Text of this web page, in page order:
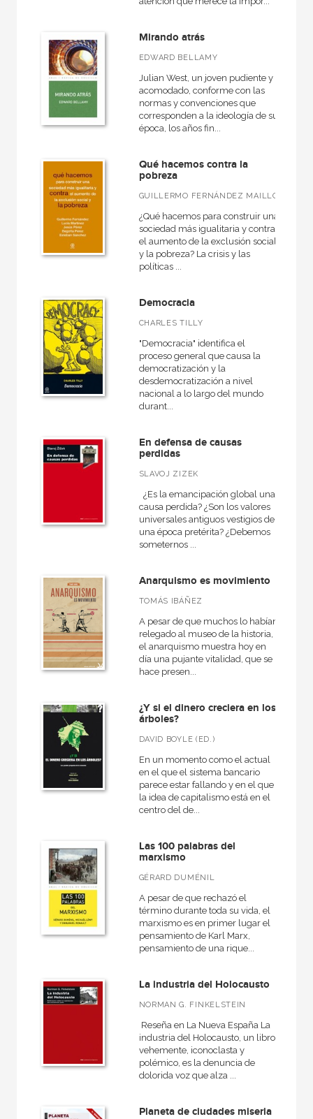
Mirando atrás
EDWARD BELLAMY
Julian West, un joven pudiente y
acomodado, conforme con las
normas y convenciones que
corresponden a la ideología de su
época, los años fin...
Qué hacemos contra la
pobreza
GUILLERMO FERNÁNDEZ MAILLO
¿Qué hacemos para construir una
sociedad más igualitaria y contra
el aumento de la exclusión social
y la pobreza? La crisis y las
políticas ...
Democracia
CHARLES TILLY
"Democracia" identifica el
proceso general que causa la
democratización y la
desdemocratización a nivel
nacional a lo largo del mundo
durant...
En defensa de causas
perdidas
SLAVOJ ZIZEK
¿Es la emancipación global una
causa perdida? ¿Son los valores
universales antiguos vestigios de
una época pretérita? ¿Debemos
someternos ...
Anarquismo es movimiento
TOMÁS IBÁÑEZ
A pesar de que muchos lo habían
relegado al museo de la historia,
el anarquismo muestra hoy en
día una pujante vitalidad, que se
hace presen...
¿Y si el dinero creciera en los
árboles?
DAVID BOYLE (ED.)
En un momento como el actual
en el que el sistema bancario
parece estar fallando y en el que
la idea de capitalismo está en el
centro del de...
Las 100 palabras del
marxismo
GÉRARD DUMÉNIL
A pesar de que rechazó el
término durante toda su vida, el
marxismo es en primer lugar el
pensamiento de Karl Marx,
pensamiento de una rique...
La industria del Holocausto
NORMAN G. FINKELSTEIN
Reseña en La Nueva España La
industria del Holocausto, un libro
vehemente, iconoclasta y
polémico, es la denuncia de
dolorida voz que alza ...
Planeta de ciudades miseria